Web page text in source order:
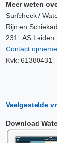
Meer weten
Surfcheck /
Rijn en
2311 AS Leiden
Contact
Kvk: 61380431
Veelgestelde
Download